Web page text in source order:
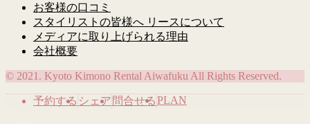
お客様の口コミ
スタイリストの皆様へ リースについて
メディアに取り上げられる理由
会社概要
© 2021. Kyoto Kimono Rental Aiwafuku All Rights Reserved.
予約する シェア 問合せるPLAN